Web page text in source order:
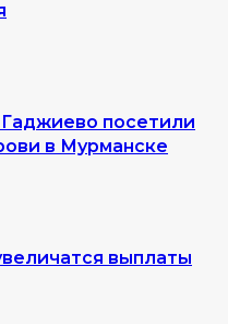
посетили
в Мурманске
выплаты